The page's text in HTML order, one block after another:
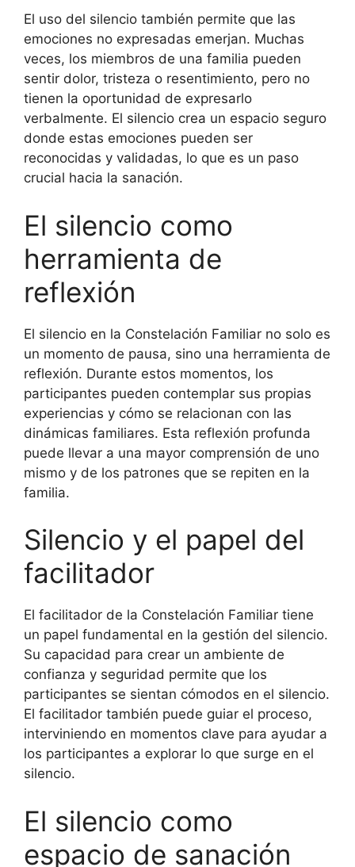
El uso del silencio también permite que las
emociones no expresadas emerjan. Muchas
veces, los miembros de una familia pueden
sentir dolor, tristeza o resentimiento, pero no
tienen la oportunidad de expresarlo
verbalmente. El silencio crea un espacio seguro
donde estas emociones pueden ser
reconocidas y validadas, lo que es un paso
crucial hacia la sanación.
El silencio como
herramienta de
reflexión
El silencio en la Constelación Familiar no solo es
un momento de pausa, sino una herramienta de
reflexión. Durante estos momentos, los
participantes pueden contemplar sus propias
experiencias y cómo se relacionan con las
dinámicas familiares. Esta reflexión profunda
puede llevar a una mayor comprensión de uno
mismo y de los patrones que se repiten en la
familia.
Silencio y el papel del
facilitador
El facilitador de la Constelación Familiar tiene
un papel fundamental en la gestión del silencio.
Su capacidad para crear un ambiente de
confianza y seguridad permite que los
participantes se sientan cómodos en el silencio.
El facilitador también puede guiar el proceso,
interviniendo en momentos clave para ayudar a
los participantes a explorar lo que surge en el
silencio.
El silencio como
espacio de sanación